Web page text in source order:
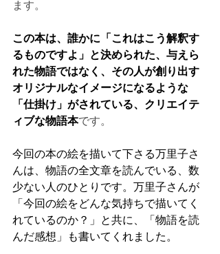
ます。
この本は、誰かに「これはこう解釈す
るものですよ」と決められた、与えら
れた物語ではなく、その人が創り出す
オリジナルなイメージになるような
「仕掛け」がされている、クリエイテ
ィブな物語本です。
今回の本の絵を描いて下さる万里子さ
んは、物語の全文章を読んでいる、数
少ない人のひとりです。万里子さんが
「今回の絵をどんな気持ちで描いてく
れているのか？」と共に、「物語を読
んだ感想」も書いてくれました。